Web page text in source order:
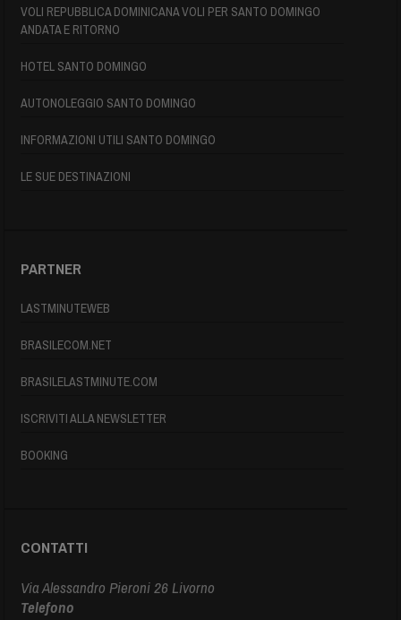
VOLI REPUBBLICA DOMINICANA VOLI PER SANTO DOMINGO
ANDATA E RITORNO
HOTEL SANTO DOMINGO
AUTONOLEGGIO SANTO DOMINGO
INFORMAZIONI UTILI SANTO DOMINGO
LE SUE DESTINAZIONI
PARTNER
LASTMINUTEWEB
BRASILECOM.NET
BRASILELASTMINUTE.COM
ISCRIVITI ALLA NEWSLETTER
BOOKING
CONTATTI
Via Alessandro Pieroni 26 Livorno
Telefono